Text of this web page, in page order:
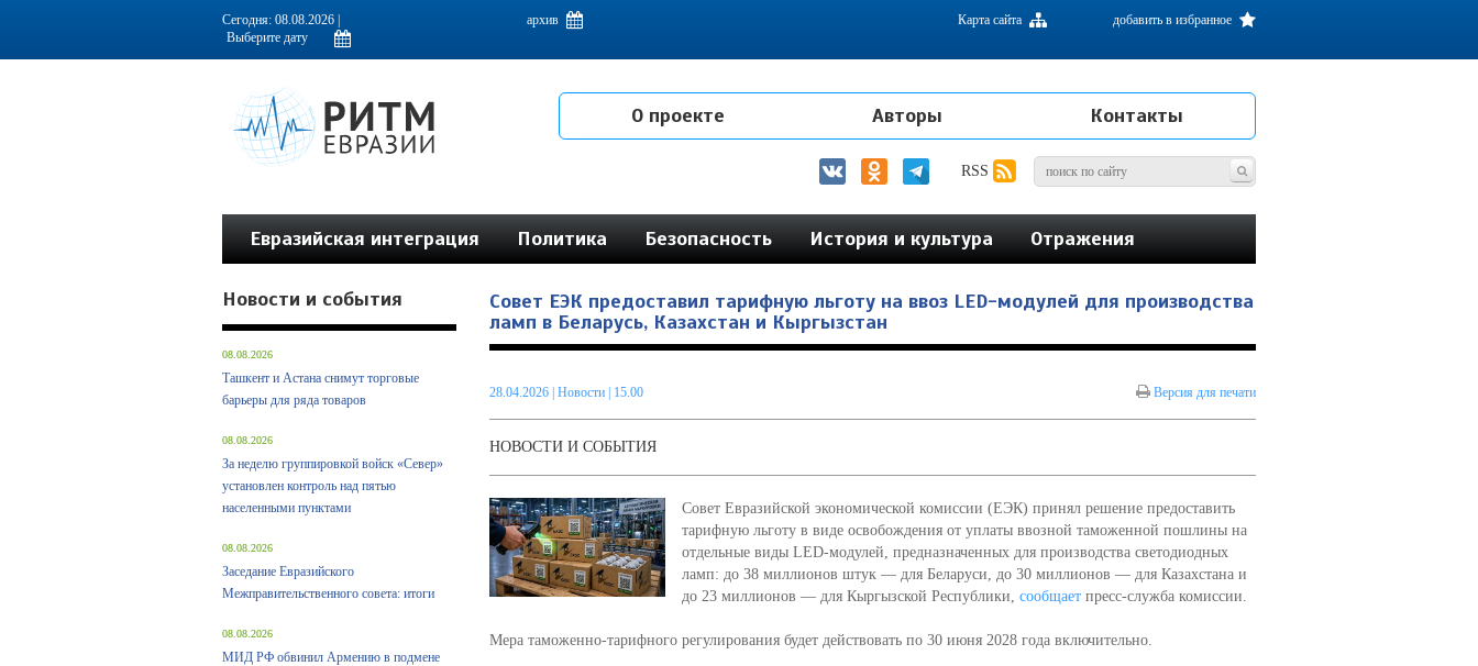
Информационно-аналитическое издание, посвященное актуальным проблемам интеграции на постсоветском пространстве
Сегодня: 08.08.2026 | архив добавить в избранное
Карта сайта
О проекте Авторы Контакты
RSS
Евразийская интеграция Политика Безопасность История и культура Отражения
Совет ЕЭК предоставил тарифную льготу на ввоз LED-модулей для производства
ламп в Беларусь, Казахстан и Кыргызстан
28.04.2026| Новости | 15.00 Версия для печати
НОВОСТИ И СОБЫТИЯ
Совет Евразийской экономической комиссии (ЕЭК) принял решение предоставить
тарифную льготу в виде освобождения от уплаты ввозной таможенной пошлины на
отдельные виды LED-модулей, предназначенных для производства светодиодных
ламп: до 38 миллионов штук — для Беларуси, до 30 миллионов — для Казахстана и
до 23 миллионов — для Кыргызской Республики, сообщаетпресс-служба комиссии.
Мера таможенно-тарифного регулирования будет действовать по 30 июня 2028 года включительно.
Новости и события
08.08.2026
Ташкент и Астана снимут торговые
барьеры для ряда товаров
08.08.2026
За неделю группировкой войск «Север»
установлен контроль над пятью
населенными пунктами
08.08.2026
Заседание Евразийского
Межправительственного совета: итоги
08.08.2026
МИД РФ обвинил Армению в подмене